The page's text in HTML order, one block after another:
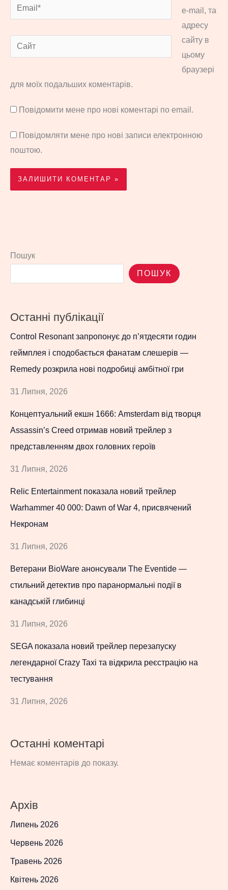
Email*
Сайт
e-mail, та
адресу
сайту в
цьому
браузері
для моїх подальших коментарів.
Повідомити мене про нові коментарі по email.
Повідомляти мене про нові записи електронною
поштою.
Пошук
ПОШУК
Останні публікації
Control Resonant запропонує до п’ятдесяти годин
геймплея і сподобається фанатам слешерів —
Remedy розкрила нові подробиці амбітної гри
31 Липня, 2026
Концептуальний екшн 1666: Amsterdam від творця
Assassin’s Creed отримав новий трейлер з
представленням двох головних героїв
31 Липня, 2026
Relic Entertainment показала новий трейлер
Warhammer 40 000: Dawn of War 4, присвячений
Некронам
31 Липня, 2026
Ветерани BioWare анонсували The Eventide —
стильний детектив про паранормальні події в
канадській глибинці
31 Липня, 2026
SEGA показала новий трейлер перезапуску
легендарної Crazy Taxi та відкрила реєстрацію на
тестування
31 Липня, 2026
Останні коментарі
Немає коментарів до показу.
Архів
Липень 2026
Червень 2026
Травень 2026
Квітень 2026